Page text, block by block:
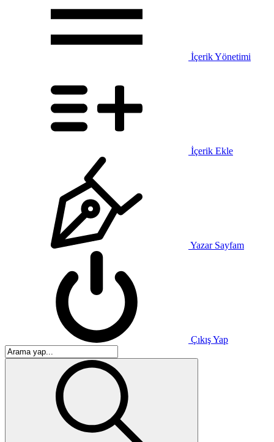
İçerik Yönetimi
İçerik Ekle
Yazar Sayfam
Çıkış Yap